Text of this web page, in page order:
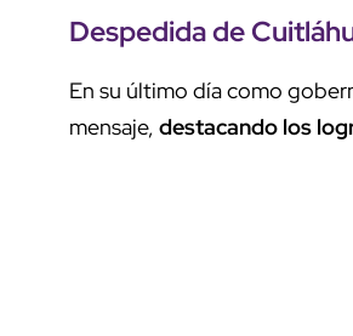
Despedida de
En su último día como
mensaje, destacando los